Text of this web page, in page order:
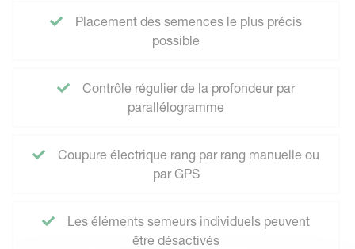
Placement des semences le plus précis
possible
Contrôle régulier de la profondeur par
parallélogramme
Coupure électrique rang par rang manuelle ou
par GPS
Les éléments semeurs individuels peuvent
être désactivés